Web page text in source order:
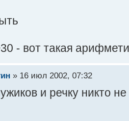
- вот такая
» 16 июл 2002, 07:32
и речку никто